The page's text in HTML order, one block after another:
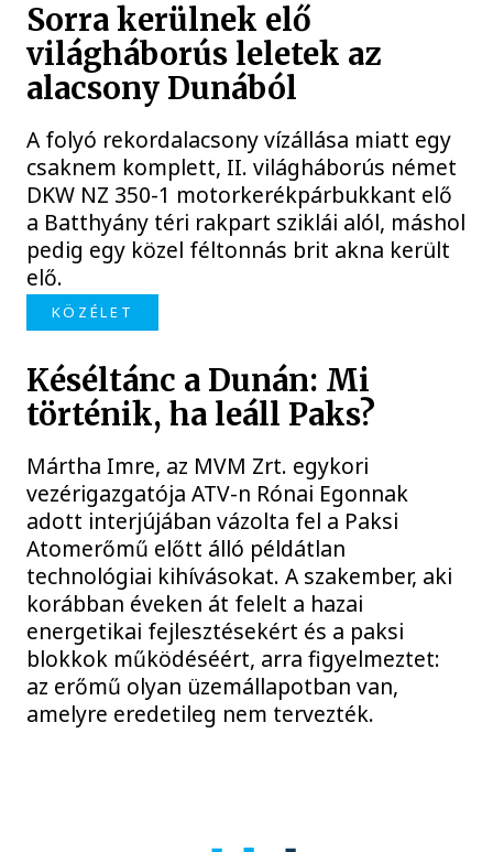
Sorra kerülnek elő
világháborús leletek az
alacsony Dunából
A folyó rekordalacsony vízállása miatt egy
csaknem komplett, II. világháborús német
DKW NZ 350-1 motorkerékpárbukkant elő
a Batthyány téri rakpart sziklái alól, máshol
pedig egy közel féltonnás brit akna került
elő.
KÖZÉLET
Késéltánc a Dunán: Mi
történik, ha leáll Paks?
Mártha Imre, az MVM Zrt. egykori
vezérigazgatója ATV-n Rónai Egonnak
adott interjújában vázolta fel a Paksi
Atomerőmű előtt álló példátlan
technológiai kihívásokat. A szakember, aki
korábban éveken át felelt a hazai
energetikai fejlesztésekért és a paksi
blokkok működéséért, arra figyelmeztet:
az erőmű olyan üzemállapotban van,
amelyre eredetileg nem tervezték.